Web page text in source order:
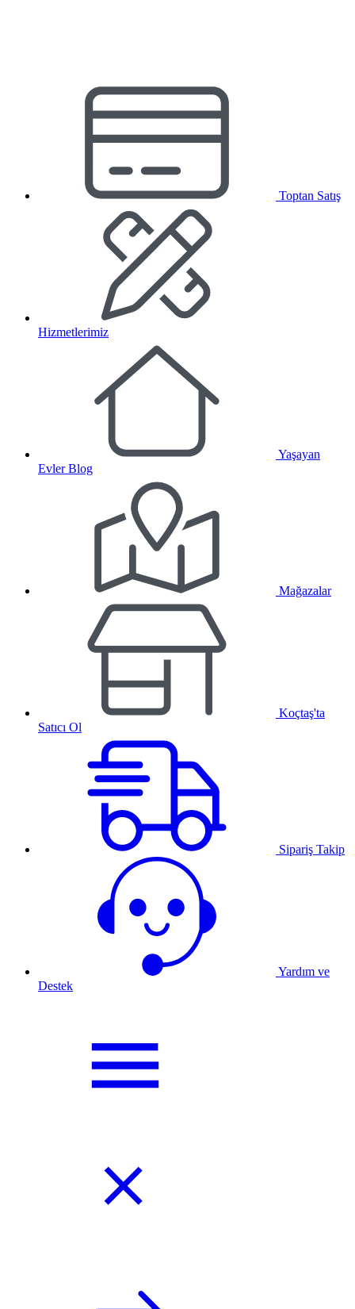
Toptan Satış
Hizmetlerimiz
Yaşayan
Evler Blog
Mağazalar
Koçtaş'ta
Satıcı Ol
Sipariş Takip
Yardım ve
Destek